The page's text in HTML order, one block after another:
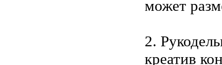
может
2.
креатив